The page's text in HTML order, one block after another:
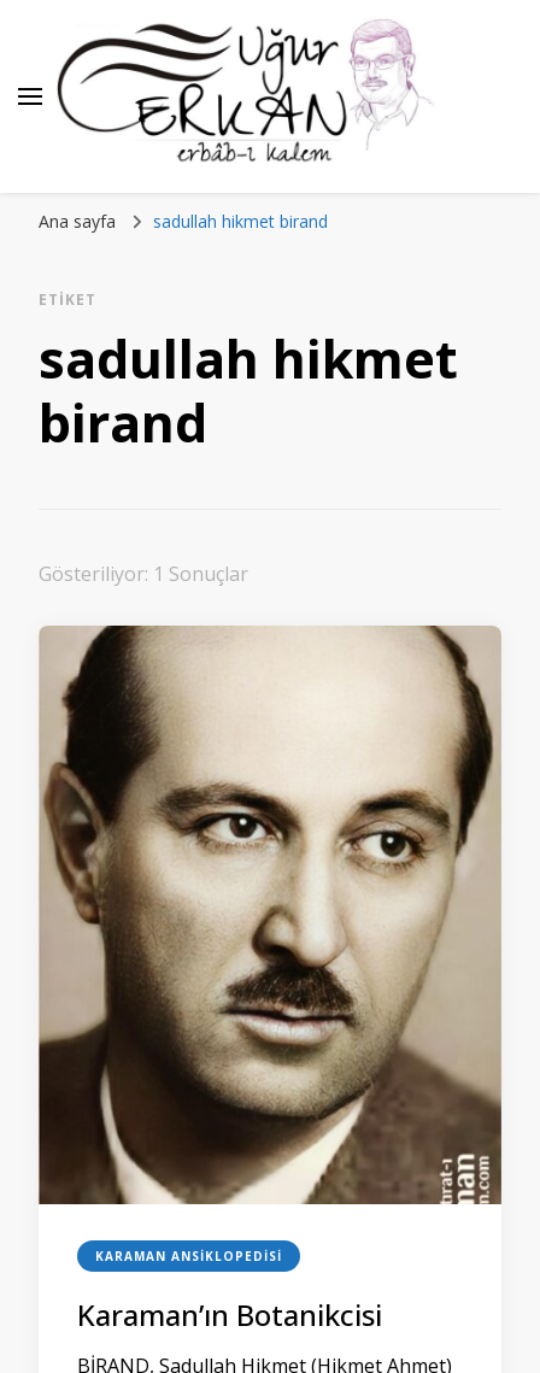
Ana sayfa sadullah hikmet birand
ETIKET
sadullah hikmet
birand
Gösteriliyor: 1 Sonuçlar
KARAMAN ANSIKLOPEDISI
Karaman’ın Botanikcisi
BİRAND, Sadullah Hikmet (Hikmet Ahmet)